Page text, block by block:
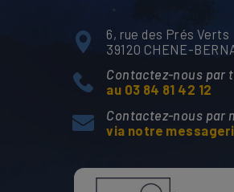
6, rue des Prés Verts
39120 CHENE-
Contactez-nous par
au 03 84 81 42 12
Contactez-nous par
via notre